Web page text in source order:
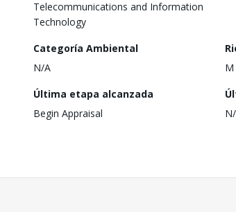
Telecommunications and Information
Technology
Categoría Ambiental
N/A
M
Última etapa alcanzada
Begin Appraisal